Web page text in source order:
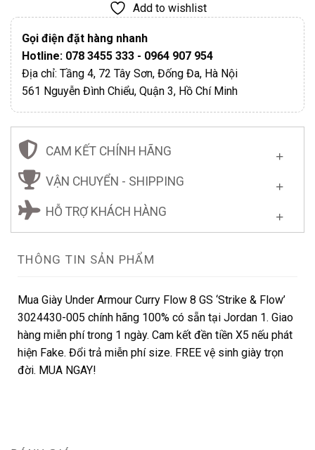
Add to wishlist
Gọi điện đặt hàng nhanh
Hotline: 078 3455 333 - 0964 907 954
Địa chỉ: Tầng 4, 72 Tây Sơn, Đống Đa, Hà Nội
561 Nguyễn Đình Chiểu, Quận 3, Hồ Chí Minh
CAM KẾT CHÍNH HÃNG
VẬN CHUYỂN - SHIPPING
HỖ TRỢ KHÁCH HÀNG
THÔNG TIN SẢN PHẨM
Mua Giày Under Armour Curry Flow 8 GS ‘Strike & Flow’
3024430-005 chính hãng 100% có sẵn tại Jordan 1. Giao
hàng miễn phí trong 1 ngày. Cam kết đền tiền X5 nếu phát
hiện Fake. Đổi trả miễn phí size. FREE vệ sinh giày trọn
đời. MUA NGAY!